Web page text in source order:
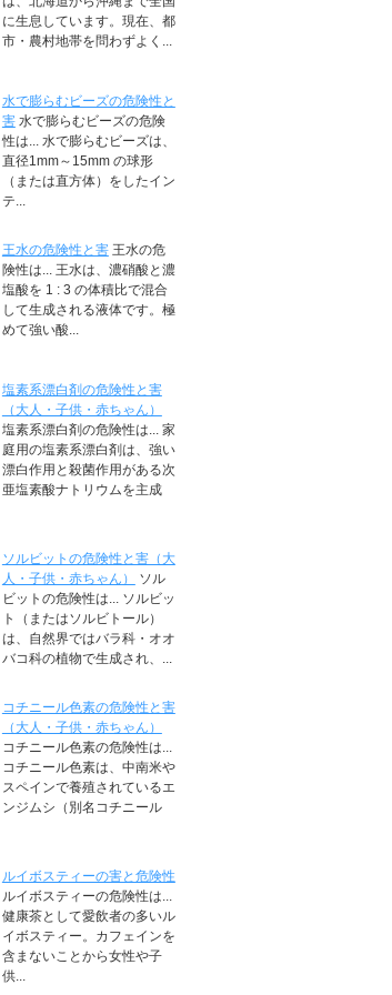
に生息しています。現在、都
市・農村地帯を問わずよく...
水で膨らむビーズの危険性と
害 水で膨らむビーズの危険
性は... 水で膨らむビーズは、
直径1mm～15mm の球形
（または直方体）をしたイン
テ...
王水の危険性と害 王水の危
険性は... 王水は、濃硝酸と濃
塩酸を 1 : 3 の体積比で混合
して生成される液体です。極
めて強い酸...
塩素系漂白剤の危険性と害
（大人・子供・赤ちゃん）
塩素系漂白剤の危険性は... 家
庭用の塩素系漂白剤は、強い
漂白作用と殺菌作用がある次
亜塩素酸ナトリウムを主成
ソルビットの危険性と害（大
人・子供・赤ちゃん）
ソル
ビットの危険性は... ソルビッ
ト（またはソルビトール）
は、自然界ではバラ科・オオ
バコ科の植物で生成され、...
コチニール色素の危険性と害
（大人・子供・赤ちゃん）
コチニール色素の危険性は...
コチニール色素は、中南米や
スペインで養殖されているエ
ンジムシ（別名コチニール
ルイボスティーの害と危険性
ルイボスティーの危険性は...
健康茶として愛飲者の多いル
イボスティー。カフェインを
含まないことから女性や子
供...